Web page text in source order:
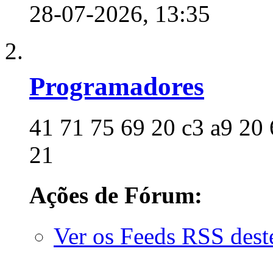
28-07-2026, 13:35
Programadores
41 71 75 69 20 c3 a9
21
Ações de Fórum:
Ver os Feeds RSS